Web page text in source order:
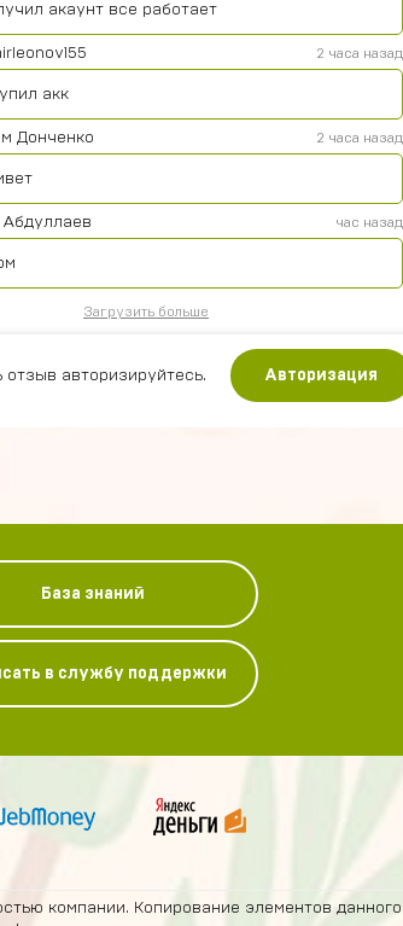
акаунт все работает
2 часа назад
акк
Донченко 2 часа назад
Абдуллаев час назад
Загрузить больше
отзыв авторизируйтесь. Авторизация
База знаний
в службу поддержки
компании. Копирование элементов данного